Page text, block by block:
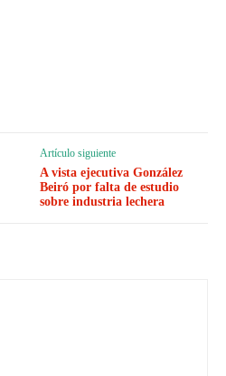
Artículo siguiente
A vista ejecutiva González
Beiró por falta de estudio
sobre industria lechera